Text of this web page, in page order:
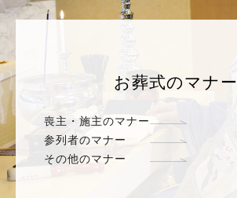
お葬式のマナー
喪主・施主のマナー
参列者のマナー
その他のマナー